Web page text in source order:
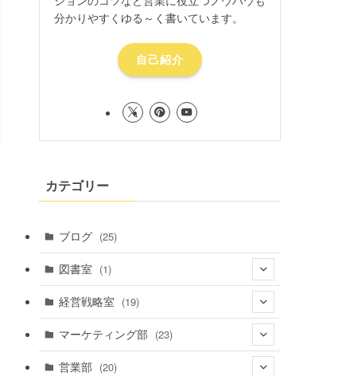
分かりやすくゆる～く書いています。
自己紹介
カテゴリー
ブログ (25)
図書室 (1)
経営戦略室 (19)
(4)
(4)
マーケティング部 (23)
営業部 (20)